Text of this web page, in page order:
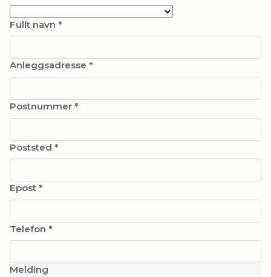
Fullt navn *
Anleggsadresse *
Postnummer *
Poststed *
Epost *
Telefon *
Melding